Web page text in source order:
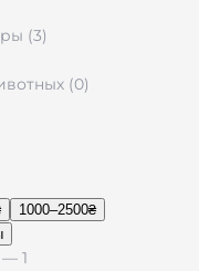
(3)
(0)
1000–2500₴